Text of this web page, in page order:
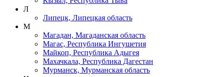
Л
Липецк, Липецкая область
М
Магадан, Магаданская область
Магас, Республика Ингушетия
Майкоп, Республика Адыгея
Махачкала, Республика Дагестан
Мурманск, Мурманская область